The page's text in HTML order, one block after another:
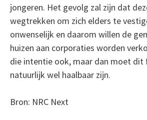
jongeren. Het gevolg zal zijn dat
wegtrekken om zich elders te
onwenselijk en daarom willen de
huizen aan corporaties worden
die intentie ook, maar dan moet dit
natuurlijk wel haalbaar zijn.
Bron: NRC Next